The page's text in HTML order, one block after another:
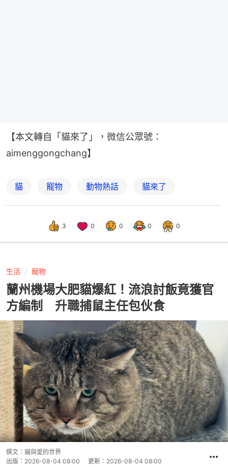
【本文轉自「貓來了」，微信公眾號：
aimenggongchang】
貓 寵物 動物熱話 貓來了
3 0 0 0 0
生活 寵物
蘭州機場大肥貓爆紅！流浪討飯竟獲官
方編制 升職捕鼠主任包伙食
撰文： 貓與愛的世界
出版： 2026-08-04 08:00 更新： 2026-08-04 08:00